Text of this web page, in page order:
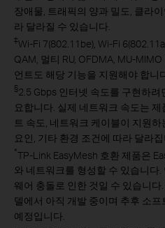
장애물, 트래픽의 양과 밀도, 클라
라 달라질 수 있습니다.
‡Wi-Fi 7(802.11be), Wi-Fi
QAM, 멀티 RU, OFDMA, MU-
언트도 해당 기능을 지원해야 합니
§2.5 Gbps 인터넷 속도를 구현하
요합니다. 실제 네트워크 속도는
트 속도, 네트워크 케이블이 지원
요인, 기타 환경 조건에 따라 달라집
*TP-Link EasyMesh 호환 제품은
와 네트워크를 형성할 수 있습니다
웨어 충돌로 인한 것일 수 있습니다
델에서 아직 개발 중이며 추후 소
예정입니다.